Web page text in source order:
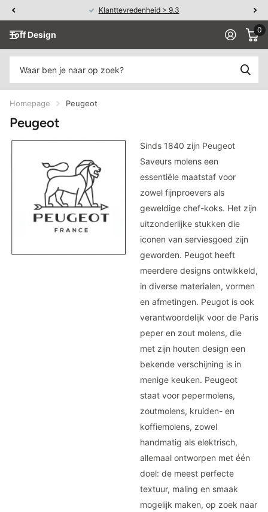
Klanttevredenheid > 9.3
Toff Design 0
Homepage Peugeot
Peugeot
Sinds 1840 zijn Peugeot
Saveurs molens een
essentiële maatstaf voor
zowel fijnproevers als
geweldige chef-koks. Het zijn
uitzonderlijke stukken die
iconen van serviesgoed zijn
geworden. Peugot heeft
meerdere designs ontwikkeld,
in diverse materialen, vormen
en afmetingen. Peugot is ook
verantwoordelijk voor de Paris
peper en zout molens, die
met zijn houten design een
bekende verschijning is in
menige keuken. Peugeot
staat voor pepermolens,
zoutmolens, kruiden- en
koffiemolens, zowel
handmatig als elektrisch,
allemaal ontworpen met één
doel: de meest perfecte
textuur, maling en smaak
mogelijk maken, op zoek naar